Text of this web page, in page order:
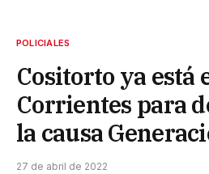
POLICIALES
Cositorto ya está
Corrientes para
la causa
27 de abril de 2022